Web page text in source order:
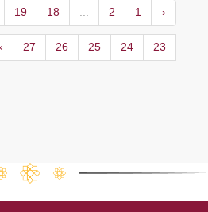
‹
1
2
...
18
19
23
24
25
26
27
›